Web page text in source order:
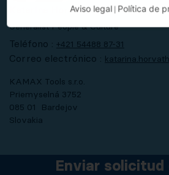
Katarína Horváthová
Generalist People & Culture
Teléfono : +421 54488 87-31
Correo electrónico :
KAMAX Tools s.r.o.
Priemyselná 3752
085 01 Bardejov
Slovakia
Enviar solicitud
Aviso legal Política de